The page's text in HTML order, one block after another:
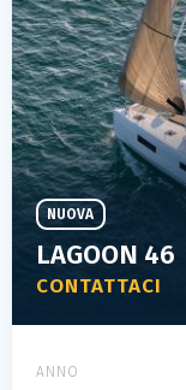
LAGOON 46
CONTATTACI
NUOVA
ANNO